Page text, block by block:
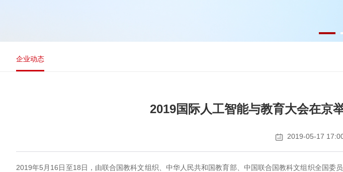
企业动态
2019国际人工智能与教育大会在京
2019-05-17
2019年5月16日至18日，由联合国教科文组织、中华人民共和国教育部、中国联合国教科文组织全国